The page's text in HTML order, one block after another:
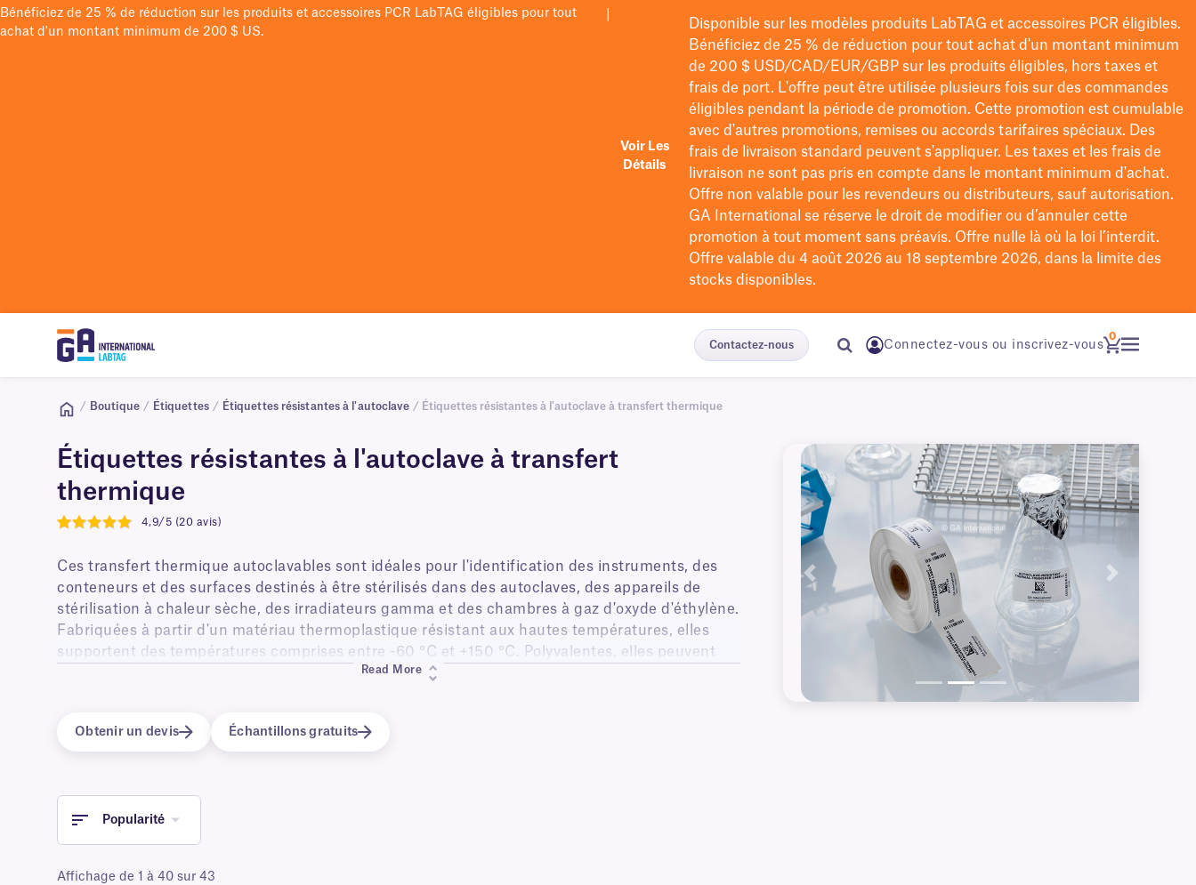
Bénéficiez de 25 % de réduction sur les produits et accessoires PCR LabTAG éligibles pour tout
achat d'un montant minimum de 200 $ US.
Voir Les
Détails
Disponible sur les modèles produits LabTAG et accessoires PCR éligibles.
Bénéficiez de 25 % de réduction pour tout achat d'un montant minimum
de 200 $USD/CAD/EUR/GBPsur les produits éligibles, hors taxes et
frais de port. L'offre peut être utilisée plusieurs fois sur des commandes
éligibles pendant la période de promotion. Cette promotion est cumulable
avec d'autres promotions, remises ou accords tarifaires spéciaux. Des
frais de livraison standard peuvent s'appliquer. Les taxes et les frais de
livraison ne sont pas pris en compte dans le montant minimum d'achat.
Offre non valable pour les revendeurs ou distributeurs, sauf autorisation.
GA International se réserve le droit de modifierou d’annuler cette
promotion à tout moment sans préavis. Offre nulle là où la loi l’interdit.
Offre valable du 4 août 2026 au 18 septembre 2026, dans la limite des
stocks disponibles.
Contactez-nous Connectez-vous ou inscrivez-vous
0
/ Boutique / Étiquettes / Étiquettes résistantes à l'autoclave / Étiquettes résistantes à l'autoclave à transfert thermique
Étiquettes résistantes à l'autoclave à transfert
thermique
4,9/5 (20 avis)
Ces transfert thermique autoclavables sont idéales pour l'identification des instruments, des
conteneurs et des surfaces destinés à être stérilisés dans des autoclaves, des appareils de
stérilisation à chaleur sèche, des irradiateurs gamma et des chambres à gaz d'oxyde d'éthylène.
Fabriquées à partir d'un matériau thermoplastique résistant aux hautes températures, elles
supportent des températures comprises entre -60 °C et +150 °C. Polyvalentes, elles peuvent
être appliquées sur des surfaces en plastique, en verre et en métal. Idéales pour l'étiquetage
stérilisation Genesis™, et bien plus encore.
Read More
Obtenir un devis Échantillons gratuits
Précédent Suivant
Popularité
Affichage de 1 à 40 sur 43